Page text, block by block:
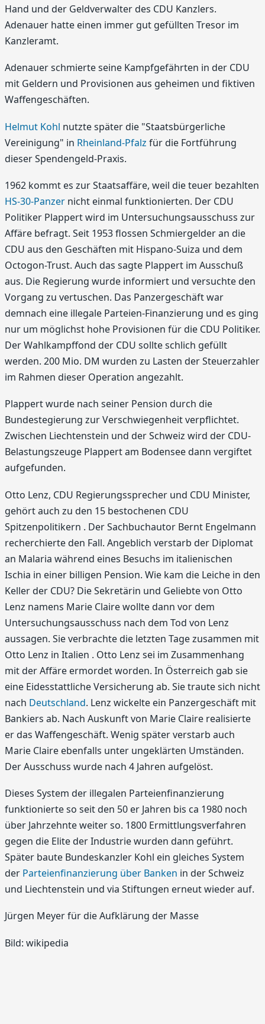
Hand und der Geldverwalter des CDU Kanzlers.
Adenauer hatte einen immer gut gefüllten Tresor im
Kanzleramt.
Adenauer schmierte seine Kampfgefährten in der CDU
mit Geldern und Provisionen aus geheimen und fiktiven
Waffengeschäften.
Helmut Kohl nutzte später die "Staatsbürgerliche
Vereinigung" in Rheinland-Pfalz für die Fortführung
dieser Spendengeld-Praxis.
1962 kommt es zur Staatsaffäre, weil die teuer bezahlten
HS-30-Panzer nicht einmal funktionierten. Der CDU
Politiker Plappert wird im Untersuchungsausschuss zur
Affäre befragt. Seit 1953 flossen Schmiergelder an die
CDU aus den Geschäften mit Hispano-Suiza und dem
Octogon-Trust. Auch das sagte Plappert im Ausschuß
aus. Die Regierung wurde informiert und versuchte den
Vorgang zu vertuschen. Das Panzergeschäft war
demnach eine illegale Parteien-Finanzierung und es ging
nur um möglichst hohe Provisionen für die CDU Politiker.
Der Wahlkampffond der CDU sollte schlich gefüllt
werden. 200 Mio. DM wurden zu Lasten der Steuerzahler
im Rahmen dieser Operation angezahlt.
Plappert wurde nach seiner Pension durch die
Bundestegierung zur Verschwiegenheit verpflichtet.
Zwischen Liechtenstein und der Schweiz wird der CDU-
Belastungszeuge Plappert am Bodensee dann vergiftet
aufgefunden.
Otto Lenz, CDU Regierungssprecher und CDU Minister,
gehört auch zu den 15 bestochenen CDU
Spitzenpolitikern . Der Sachbuchautor Bernt Engelmann
recherchierte den Fall. Angeblich verstarb der Diplomat
an Malaria während eines Besuchs im italienischen
Ischia in einer billigen Pension. Wie kam die Leiche in den
Keller der CDU? Die Sekretärin und Geliebte von Otto
Lenz namens Marie Claire wollte dann vor dem
Untersuchungsausschuss nach dem Tod von Lenz
aussagen. Sie verbrachte die letzten Tage zusammen mit
Otto Lenz in Italien . Otto Lenz sei im Zusammenhang
mit der Affäre ermordet worden. In Österreich gab sie
eine Eidesstattliche Versicherung ab. Sie traute sich nicht
nach Deutschland. Lenz wickelte ein Panzergeschäft mit
Bankiers ab. Nach Auskunft von Marie Claire realisierte
er das Waffengeschäft. Wenig später verstarb auch
Marie Claire ebenfalls unter ungeklärten Umständen.
Der Ausschuss wurde nach 4 Jahren aufgelöst.
Dieses System der illegalen Parteienfinanzierung
funktionierte so seit den 50 er Jahren bis ca 1980 noch
über Jahrzehnte weiter so. 1800 Ermittlungsverfahren
gegen die Elite der Industrie wurden dann geführt.
Später baute Bundeskanzler Kohl ein gleiches System
der Parteienfinanzierung über Banken in der Schweiz
und Liechtenstein und via Stiftungen erneut wieder auf.
Jürgen Meyer für die Aufklärung der Masse
Bild: wikipedia